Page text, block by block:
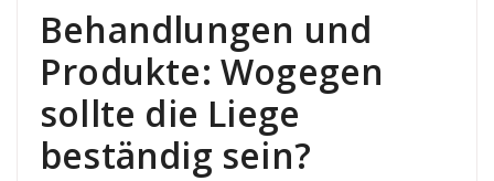
Behandlungen und
Produkte: Wogegen
sollte die Liege
beständig sein?